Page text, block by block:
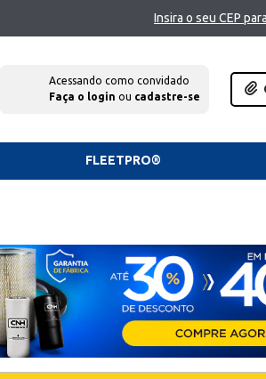
Insira o seu CEP
Acessando como convidado
Faça o login ou cadastre-se
FLEETPRO®